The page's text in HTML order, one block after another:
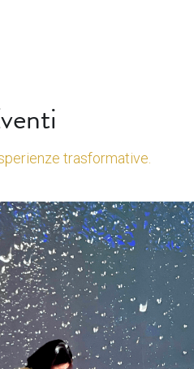
trasformative.